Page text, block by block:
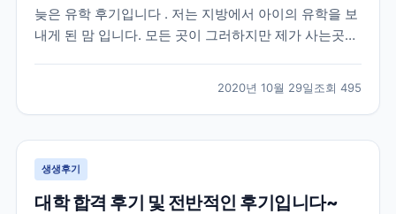
늦은 유학 후기입니다 . 저는 지방에서 아이의 유학을 보
내게 된 맘 입니다. 모든 곳이 그러하지만 제가 사는곳은
아보게 되었습니다 . 인터넷으로 “ 유학원 ” 을 검색해서
2-3 군데 전화를 했는데 대부분 바...
2020년 10월 29일조회 495
생생후기
대학 합격 후기 및 전반적인 후기입니다~